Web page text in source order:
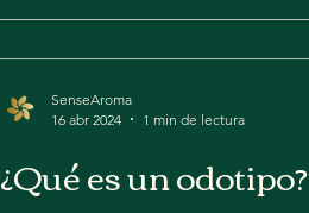
¿Qué es un odotipo?
SenseAroma
16 abr 2024
1 min de lectura